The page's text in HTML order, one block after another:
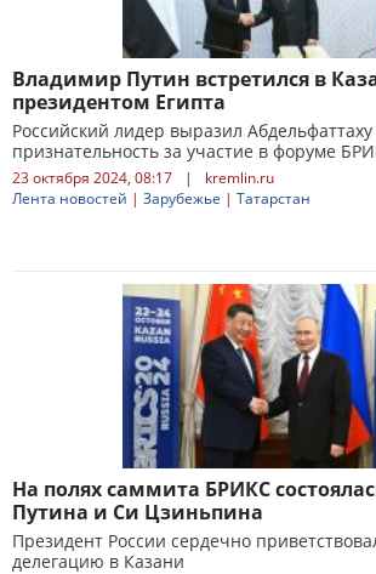
Владимир Путин встретился в
президентом Египта
Российский лидер выразил
признательность за участие в форуме
23 октября 2024, 08:17 |
kremlin.ru
Лента новостей | Зарубежье | Татарстан
На полях саммита БРИКС
Путина и Си Цзиньпина
Президент России сердечно
делегацию в Казани